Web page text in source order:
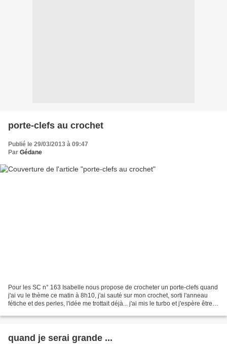
porte-clefs au crochet
Publié le 29/03/2013 à 09:47
Par Gédane
Pour les SC n° 163 Isabelle nous propose de crocheter un porte-clefs quand
j'ai vu le thème ce matin à 8h10, j'ai sauté sur mon crochet, sorti l'anneau
fétiche et des perles, l'idée me trottait déjà... j'ai mis le turbo et j'espère être la
quand je serai grande ...